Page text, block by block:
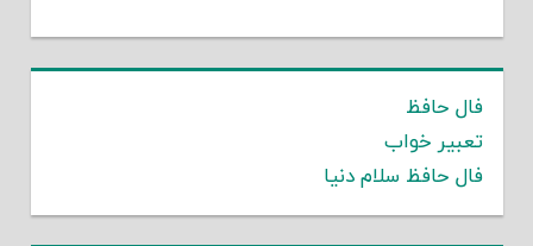
فال حافظ
تعبیر خواب
فال حافظ سلام دنیا